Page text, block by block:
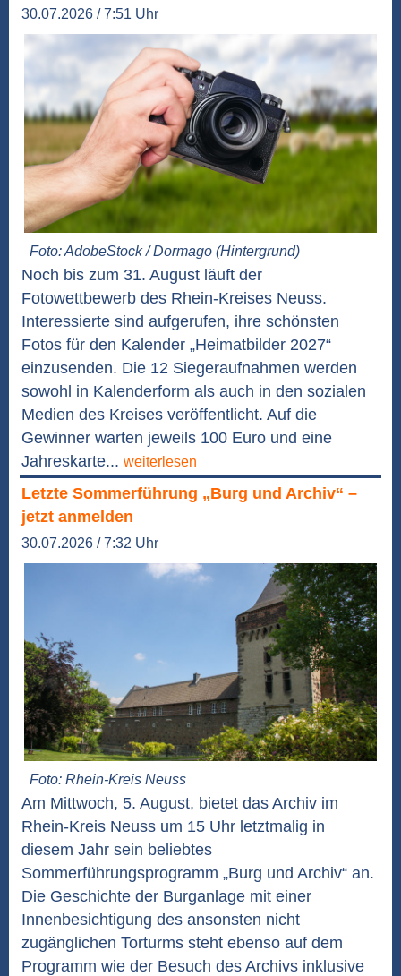
30.07.2026 / 7:51 Uhr
Foto: AdobeStock / Dormago (Hintergrund)
Noch bis zum 31. August läuft der
Fotowettbewerb des Rhein-Kreises Neuss.
Interessierte sind aufgerufen, ihre schönsten
Fotos für den Kalender „Heimatbilder 2027“
einzusenden. Die 12 Siegeraufnahmen werden
sowohl in Kalenderform als auch in den sozialen
Medien des Kreises veröffentlicht. Auf die
Gewinner warten jeweils 100 Euro und eine
Jahreskarte... weiterlesen
Letzte Sommerführung „Burg und Archiv“ –
jetzt anmelden
30.07.2026 / 7:32 Uhr
Foto: Rhein-Kreis Neuss
Am Mittwoch, 5. August, bietet das Archiv im
Rhein-Kreis Neuss um 15 Uhr letztmalig in
diesem Jahr sein beliebtes
Sommerführungsprogramm „Burg und Archiv“ an.
Die Geschichte der Burganlage mit einer
Innenbesichtigung des ansonsten nicht
zugänglichen Torturms steht ebenso auf dem
Programm wie der Besuch des Archivs inklusive